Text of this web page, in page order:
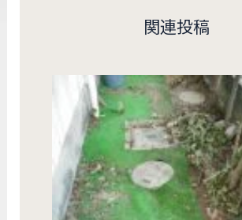
関連投稿